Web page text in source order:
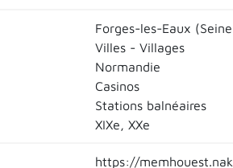
Forges-les-Eaux
Villes - Villages
Normandie
Casinos
Stations balnéaires
XIXe, XXe
https://